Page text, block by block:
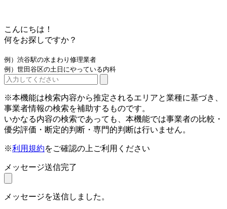
こんにちは！
何をお探しですか？
例）渋谷駅の水まわり修理業者
例）世田谷区の土日にやっている内科
※本機能は検索内容から推定されるエリアと業種に基づき、
事業者情報の検索を補助するものです。
いかなる内容の検索であっても、本機能では事業者の比較・
優劣評価・断定的判断・専門的判断は行いません。
※利用規約をご確認の上ご利用ください
メッセージ送信完了
メッセージを送信しました。